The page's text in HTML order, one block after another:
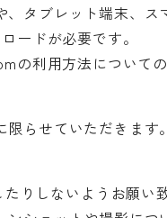
タブレット端末、
ードが必要です。
の利用方法について
らせていただきます。
りしないようお願い